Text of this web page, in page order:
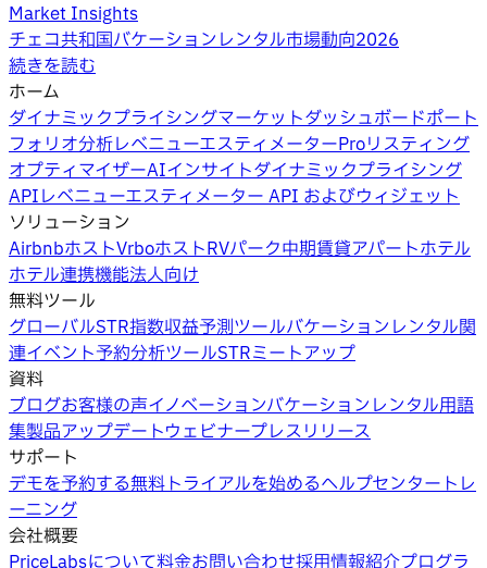
Market Insights
チェコ共和国バケーションレンタル市場動向2026
続きを読む
ホーム
ダイナミックプライシングマーケットダッシュボードポート
フォリオ分析レベニューエスティメーターProリスティング
オプティマイザーAIインサイトダイナミックプライシング
APIレベニューエスティメーター API およびウィジェット
ソリューション
AirbnbホストVrboホストRVパーク中期賃貸アパートホテル
ホテル連携機能法人向け
無料ツール
グローバルSTR指数収益予測ツールバケーションレンタル関
連イベント予約分析ツールSTRミートアップ
資料
ブログお客様の声イノベーションバケーションレンタル用語
集製品アップデートウェビナープレスリリース
サポート
デモを予約する無料トライアルを始めるヘルプセンタートレ
ーニング
会社概要
PriceLabsについて料金お問い合わせ採用情報紹介プログラ